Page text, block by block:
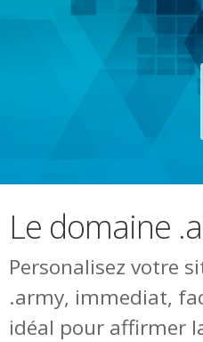
Le domaine
Personalisez votre
.army, immediat,
idéal pour affirmer